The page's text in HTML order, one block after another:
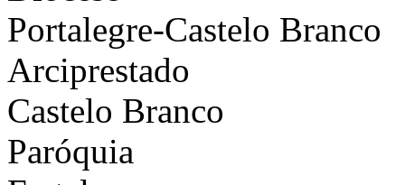
Portalegre-Castelo Branco
Arciprestado
Castelo Branco
Paróquia